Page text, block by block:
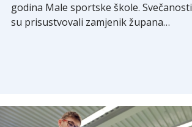
godina Male sportske škole. Svečanosti
su prisustvovali zamjenik župana…